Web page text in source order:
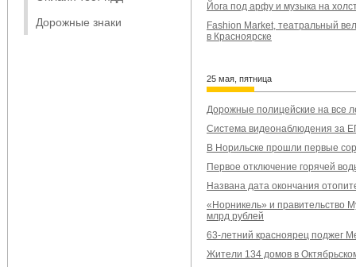
Дорожные знаки
Йога под арфу и музыка на
Fashion Market, театральный
в Красноярске
25 мая, пятница
Дорожные полицейские на все
Система видеонаблюдения за
В Норильске прошли первые
Первое отключение горячей
Названа дата окончания
«Норникель» и правительство
млрд рублей
63-летний красноярец поджег
Жители 134 домов в